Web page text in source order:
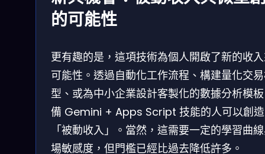
的可能性
更有趣的是，這項技術為個人開啟了新的收
可能性。透過自動化工作流程、構建量化交
型、或為中小企業設計客製化的數據分析模
備 Gemini + Apps Script 技能的人可以創造
「被動收入」。當然，這需要一定的學習曲
場敏感度，但門檻已經比過去降低許多。